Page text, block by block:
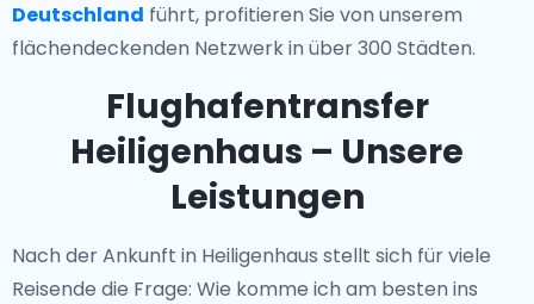
Deutschland führt, profitieren Sie von unserem
flächendeckenden Netzwerk in über 300 Städten.
Flughafentransfer
Heiligenhaus – Unsere
Leistungen
Nach der Ankunft in Heiligenhaus stellt sich für viele
Reisende die Frage: Wie komme ich am besten ins